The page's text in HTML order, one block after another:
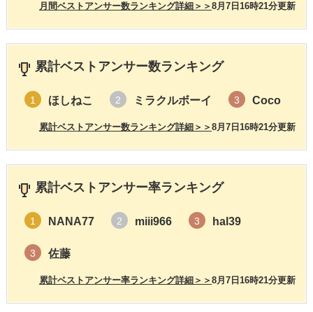
8月7日16時21分更新
月間ベストアンサー数ランキング詳細＞＞
累計ベストアンサー数ランキング
1 ほしねこ 2 ミラクルボーイ 3 Coco
8月7日16時21分更新
累計ベストアンサー数ランキング詳細＞＞
累計ベストアンサー率ランキング
1 NANA77 2 miii966 3 hal39
3 佐藤
8月7日16時21分更新
累計ベストアンサー率ランキング詳細＞＞